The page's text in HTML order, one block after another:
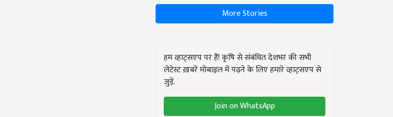
More Stories
हम व्हाट्सएप पर हैं! कृषि से संबंधित देशभर की सभी
लेटेस्ट ख़बरें मोबाइल में पढ़ने के लिए हमारे व्हाट्सएप से
जुड़ें.
Join on WhatsApp